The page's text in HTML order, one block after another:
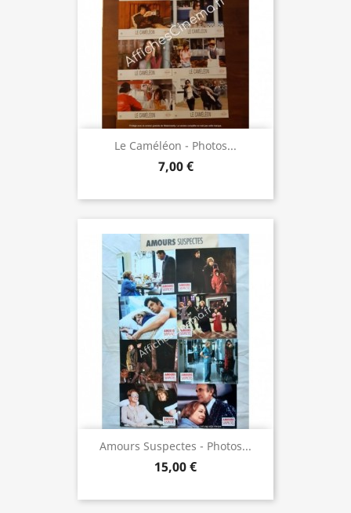
Le Caméléon - Photos...
7,00 €
Amours Suspectes - Photos...
15,00 €